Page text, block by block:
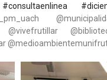
#consultaenlinea